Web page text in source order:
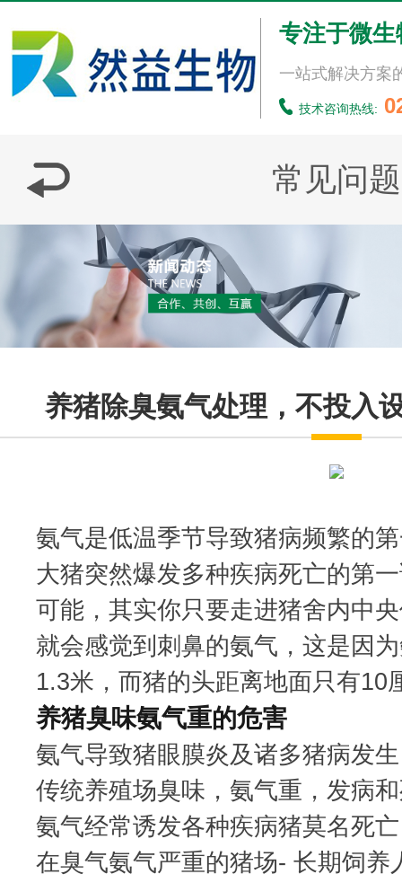
专注于微
一站式解决方案
技术咨询热线:
常见问题
养猪除臭氨气处理，不投入
氨气是低温季节导致猪病频繁的
大猪突然爆发多种疾病死亡的第
可能，其实你只要走进猪舍内中
就会感觉到刺鼻的氨气，这是因
1.3米，而猪的头距离地面只有10
养猪臭味氨气重的危害
氨气导致猪眼膜炎及诸多猪病发
传统养殖场臭味，氨气重，发病
氨气经常诱发各种疾病猪莫名死
在臭气氨气严重的猪场- 长期饲养